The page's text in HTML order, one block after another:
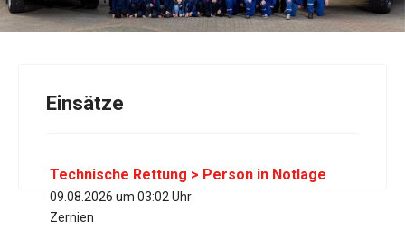
Einsätze
Technische Rettung > Person in Notlage
09.08.2026 um 03:02 Uhr
Zernien